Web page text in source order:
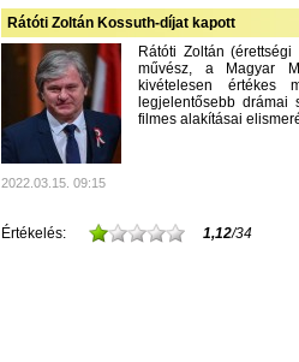
Rátóti Zoltán Kossuth-díjat kapott
Rátóti Zoltán
művész, a Magyar
kivételesen értékes
legjelentősebb drámai
filmes alakításai
2022.03.15. 09:15
Értékelés: 1,12/34